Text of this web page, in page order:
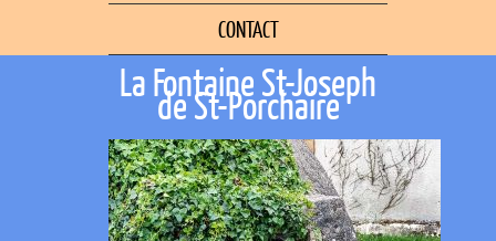
CONTACT
La Fontaine St-Joseph
de St-Porchaire